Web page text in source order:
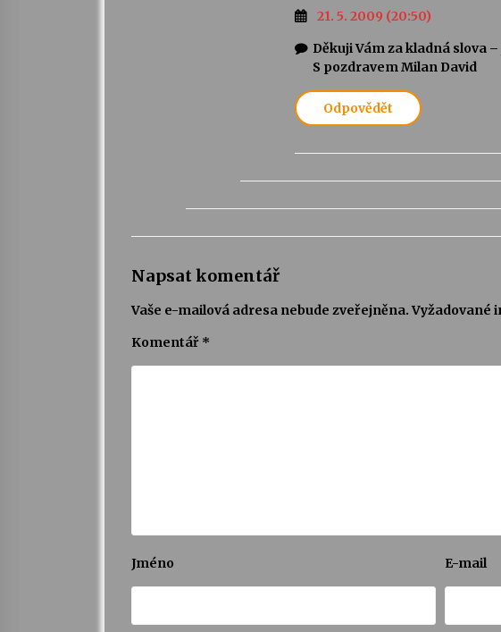
21. 5. 2009 (20:50)
Děkuji Vám za kladná slova
S pozdravem Milan David
Odpovědět
Napsat komentář
Vaše e-mailová adresa nebude zveřejněna. Vyžadované
Komentář *
Jméno E-mail